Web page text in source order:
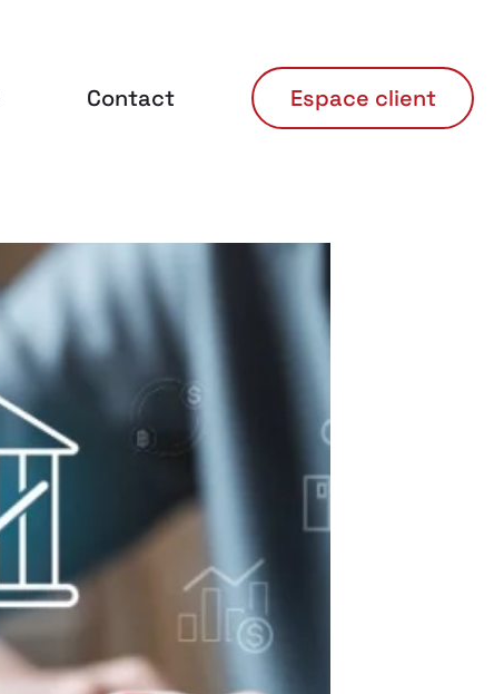
Contact Espace client